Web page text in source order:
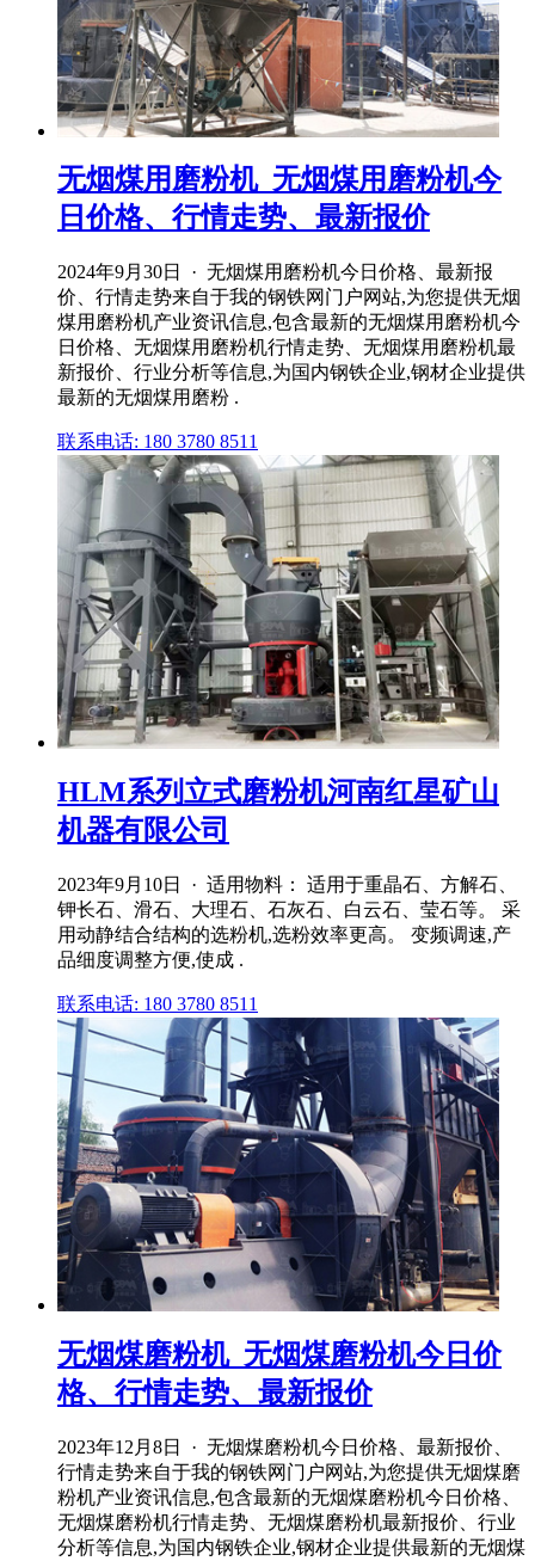
无烟煤用磨粉机_无烟煤用磨粉机今
日价格、行情走势、最新报价
2024年9月30日 · 无烟煤用磨粉机今日价格、最新报
价、行情走势来自于我的钢铁网门户网站,为您提供无烟
煤用磨粉机产业资讯信息,包含最新的无烟煤用磨粉机今
日价格、无烟煤用磨粉机行情走势、无烟煤用磨粉机最
新报价、行业分析等信息,为国内钢铁企业,钢材企业提供
最新的无烟煤用磨粉 .
联系电话: 180 3780 8511
HLM系列立式磨粉机河南红星矿山
机器有限公司
2023年9月10日 · 适用物料： 适用于重晶石、方解石、
钾长石、滑石、大理石、石灰石、白云石、莹石等。 采
用动静结合结构的选粉机,选粉效率更高。 变频调速,产
品细度调整方便,使成 .
联系电话: 180 3780 8511
无烟煤磨粉机_无烟煤磨粉机今日价
格、行情走势、最新报价
2023年12月8日 · 无烟煤磨粉机今日价格、最新报价、
行情走势来自于我的钢铁网门户网站,为您提供无烟煤磨
粉机产业资讯信息,包含最新的无烟煤磨粉机今日价格、
无烟煤磨粉机行情走势、无烟煤磨粉机最新报价、行业
分析等信息,为国内钢铁企业,钢材企业提供最新的无烟煤